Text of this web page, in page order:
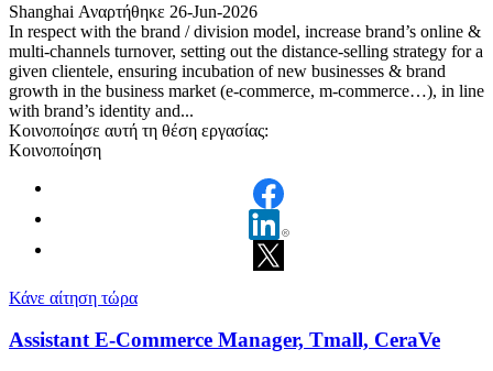
Shanghai Αναρτήθηκε 26-Jun-2026
In respect with the brand / division model, increase brand’s online &
multi-channels turnover, setting out the distance-selling strategy for a
given clientele, ensuring incubation of new businesses & brand
growth in the business market (e-commerce, m-commerce…), in line
with brand’s identity and...
Κοινοποίησε αυτή τη θέση εργασίας:
Κοινοποίηση
Κάνε αίτηση τώρα
Assistant E-Commerce Manager, Tmall, CeraVe